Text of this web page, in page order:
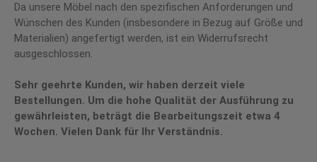
Da unsere Möbel nach den spezifischen Anforderungen und
Wünschen des Kunden (insbesondere in Bezug auf Größe und
Materialien) angefertigt werden, ist ein Widerrufsrecht
ausgeschlossen.
Sehr geehrte Kunden, wir haben derzeit viele
Bestellungen. Um die hohe Qualität der Ausführung zu
gewährleisten, beträgt die Bearbeitungszeit etwa 4
Wochen. Vielen Dank für Ihr Verständnis.